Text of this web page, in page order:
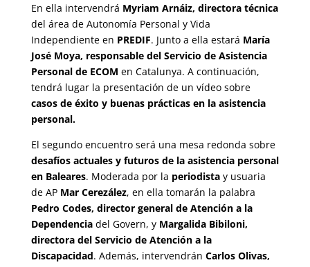
En ella intervendrá Myriam Arnáiz, directora técnica
del área de Autonomía Personal y Vida
Independiente en PREDIF. Junto a ella estará María
José Moya, responsable del Servicio de Asistencia
Personal de ECOM en Catalunya. A continuación,
tendrá lugar la presentación de un vídeo sobre
casos de éxito y buenas prácticas en la asistencia
personal.
El segundo encuentro será una mesa redonda sobre
desafíos actuales y futuros de la asistencia personal
en Baleares. Moderada por la periodista y usuaria
de AP Mar Cerezález, en ella tomarán la palabra
Pedro Codes, director general de Atención a la
Dependenciadel Govern, y Margalida Bibiloni,
directora del Servicio de Atención a la
Discapacidad. Además, intervendrán Carlos Olivas,